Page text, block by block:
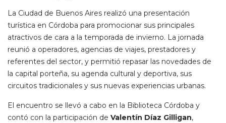
La Ciudad de Buenos Aires realizó una presentación
turística en Córdoba para promocionar sus principales
atractivos de cara a la temporada de invierno. La jornada
reunió a operadores, agencias de viajes, prestadores y
referentes del sector, y permitió repasar las novedades de
la capital porteña, su agenda cultural y deportiva, sus
circuitos tradicionales y sus nuevas experiencias urbanas.
El encuentro se llevó a cabo en la Biblioteca Córdoba y
contó con la participación de Valentín Díaz Gilligan,